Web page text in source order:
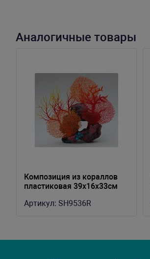
Аналогичные товары
Композиция из кораллов
пластиковая 39х16х33см
Артикул: SH9536R